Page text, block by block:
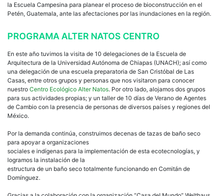
la Escuela Campesina para planear el proceso de bioconstrucción en el
Petén, Guatemala, ante las afectaciones por las inundaciones en la región.
PROGRAMA ALTER NATOS CENTRO
En este año tuvimos la visita de 10 delegaciones de la Escuela de
Arquitectura de la Universidad Autónoma de Chiapas (UNACH); así como
una delegación de una escuela preparatoria de San Cristóbal de Las
Casas, entre otros grupos y personas que nos visitaron para conocer
nuestro Centro Ecológico Alter Natos. Por otro lado, alojamos dos grupos
para sus actividades propias; y un taller de 10 días de Verano de Agentes
de Cambio con la presencia de personas de diversos países y regiones del
México.
Por la demanda continúa, construimos decenas de tazas de baño seco
para apoyar a organizaciones
sociales e indígenas para la implementación de esta ecotecnologías, y
logramos la instalación de la
estructura de un baño seco totalmente funcionando en Comitán de
Domínguez.